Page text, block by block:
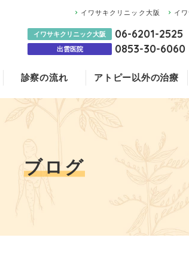
イワサキクリニック大阪 イ
イワサキクリニック大阪 06-6201-2525
出雲医院 0853-30-6060
医師のご紹介
ステロイド治療と
アトピー治療薬に
よくあるご質問
診察の流れ アトピー以外の治療
赤ちゃんの湿疹に
NMN点滴
イワサキクリニッ
国沢内科医院
ブログ